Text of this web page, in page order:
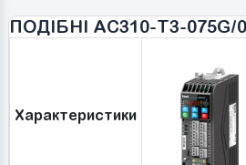
ПОДІБНІ AC310-T3-
Характеристики